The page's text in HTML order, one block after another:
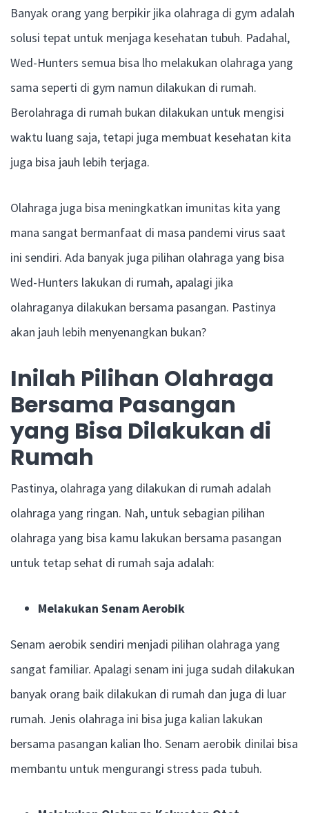
Banyak orang yang berpikir jika olahraga di gym adalah
solusi tepat untuk menjaga kesehatan tubuh. Padahal,
Wed-Hunters semua bisa lho melakukan olahraga yang
sama seperti di gym namun dilakukan di rumah.
Berolahraga di rumah bukan dilakukan untuk mengisi
waktu luang saja, tetapi juga membuat kesehatan kita
juga bisa jauh lebih terjaga.
Olahraga juga bisa meningkatkan imunitas kita yang
mana sangat bermanfaat di masa pandemi virus saat
ini sendiri. Ada banyak juga pilihan olahraga yang bisa
Wed-Hunters lakukan di rumah, apalagi jika
olahraganya dilakukan bersama pasangan. Pastinya
akan jauh lebih menyenangkan bukan?
Inilah Pilihan Olahraga
Bersama Pasangan
yang Bisa Dilakukan di
Rumah
Pastinya, olahraga yang dilakukan di rumah adalah
olahraga yang ringan. Nah, untuk sebagian pilihan
olahraga yang bisa kamu lakukan bersama pasangan
untuk tetap sehat di rumah saja adalah:
Melakukan Senam Aerobik
Senam aerobik sendiri menjadi pilihan olahraga yang
sangat familiar. Apalagi senam ini juga sudah dilakukan
banyak orang baik dilakukan di rumah dan juga di luar
rumah. Jenis olahraga ini bisa juga kalian lakukan
bersama pasangan kalian lho. Senam aerobik dinilai bisa
membantu untuk mengurangi stress pada tubuh.